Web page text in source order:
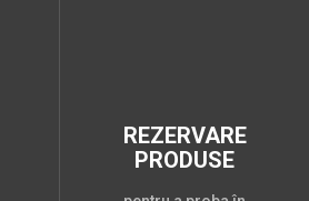
REZERVARE
PRODUSE